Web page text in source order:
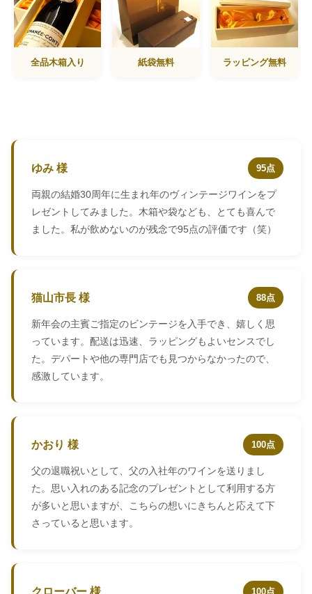
全品木箱入り 紙袋無料 ラッピング無料
ゆみ 様 95点
両親の結婚30周年に生まれ年のヴィンテージワインをプ
レゼントしてみました。木箱や袋なども、とても喜んで
ました。私が飲めないのが残念で95点の評価です（笑）
猫山市長 様 88点
新年会の主賓ご指定のビンテージを入手でき、嬉しく思
っています。配送は迅速、ラッピングもよいセンスでし
た。デパートや他の専門店でも見つからなかったので、
感激しています。
かおり 様 100点
父の退職祝いとして、父の入社年のワインを送りまし
た。思い入れのある記念のプレゼントとして利用する方
が多いと思いますが、こちらの想いにきちんと応えて下
さっていると思います。
クローバー 様 100点